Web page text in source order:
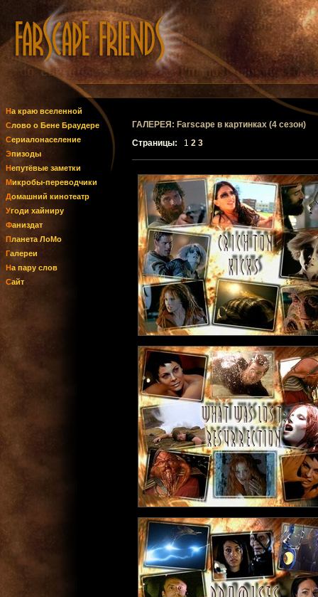
На краю вселенной
Слово о Бене Браудере
Сериалонаселение
Эпизоды
Непутёвые заметки
Микробы-переводчики
Домашний кинотеатр
Угоди хайниру
Фаниздат
Планета ЛоМо
Галереи
На пару слов
Сайт
ГАЛЕРЕЯ: Farscape в картинках (4 сезон)
Страницы: 1 2 3